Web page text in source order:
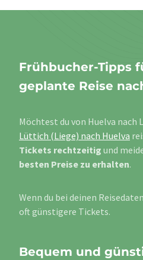
Frühbucher-Tipps
geplante Reise
Möchtest du von Huelva nach
Lüttich (Liege) nach Huelva
Tickets rechtzeitig und
besten Preise zu erhalten.
Wenn du bei deinen
oft günstigere Tickets.
Bequem und